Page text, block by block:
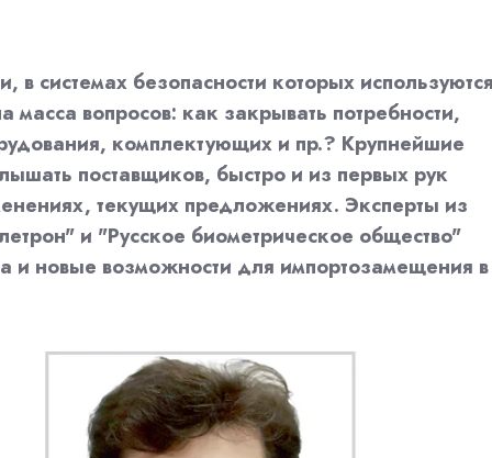
системах безопасности которых используются
вопросов: как закрывать потребности,
комплектующих и пр.? Крупнейшие
поставщиков, быстро и из первых рук
текущих предложениях. Эксперты из
и "Русское биометрическое общество"
и новые возможности для импортозамещения в